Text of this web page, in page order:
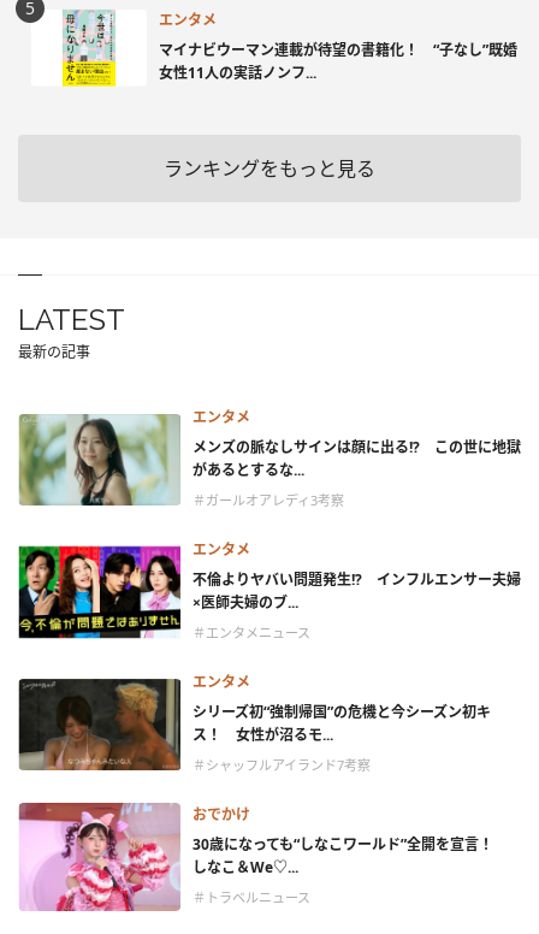
エンタメ
マイナビウーマン連載が待望の書籍化！ “子なし”既婚
女性11人の実話ノンフ...
ランキングをもっと見る
LATEST
最新の記事
エンタメ
メンズの脈なしサインは顔に出る!? この世に地獄
があるとするな...
＃ガールオアレディ3考察
エンタメ
不倫よりヤバい問題発生!? インフルエンサー夫婦
×医師夫婦のブ...
＃エンタメニュース
エンタメ
シリーズ初“強制帰国”の危機と今シーズン初キ
ス！ 女性が沼るモ...
＃シャッフルアイランド7考察
おでかけ
30歳になっても“しなこワールド”全開を宣言！
しなこ＆We♡...
＃トラベルニュース